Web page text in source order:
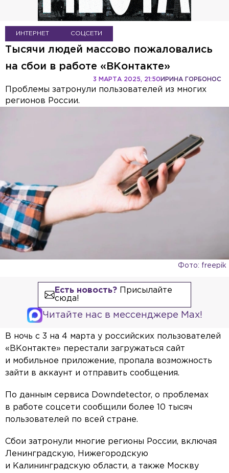
ИНТЕРНЕТ СОЦСЕТИ
Тысячи людей массово пожаловались
на сбои в работе «ВКонтакте»
ИРИНА ГОРБОНОС
3 МАРТА 2025, 21:50
Проблемы затронули пользователей из многих
регионов России.
Фото: freepik
Есть новость?Присылайте
сюда!
Читайте нас в мессенджере Max!
В ночь с 3 на 4 марта у российских пользователей
«ВКонтакте» перестали загружаться сайт
и мобильное приложение, пропала возможность
зайти в аккаунт и отправить сообщения.
По данным сервиса Downdetector, о проблемах
в работе соцсети сообщили более 10 тысяч
пользователей по всей стране.
Сбои затронули многие регионы России, включая
Ленинградскую, Нижегородскую
и Калининградскую области, а также Москву